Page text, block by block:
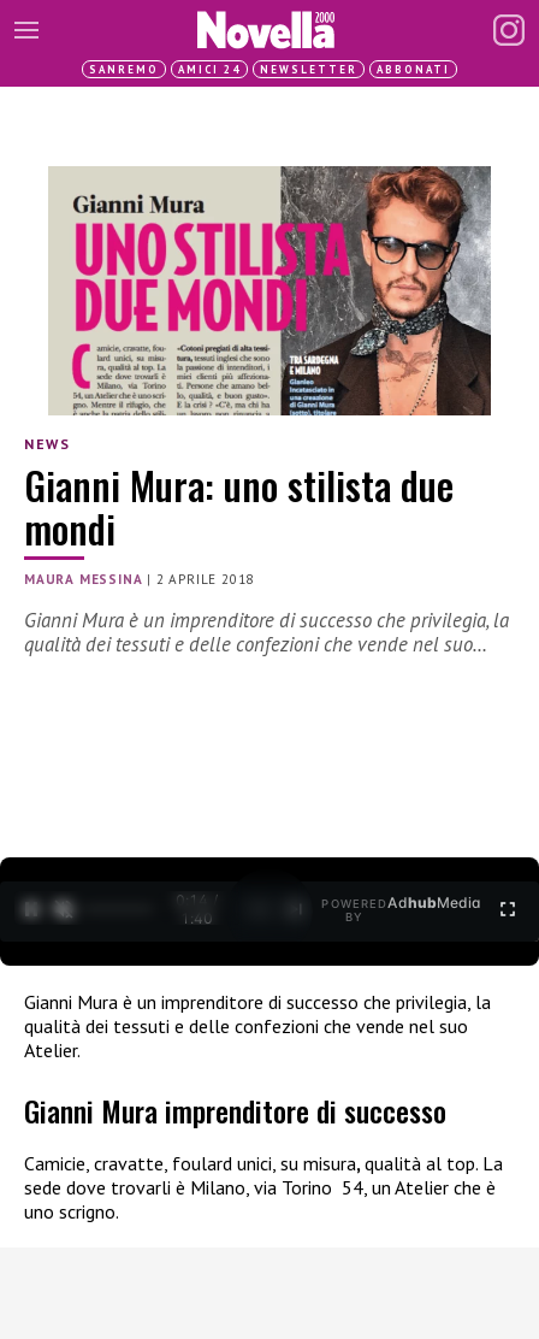
SANREMO AMICI 24 NEWSLETTER ABBONATI
NEWS
Gianni Mura: uno stilista due
mondi
MAURA MESSINA | 2 APRILE 2018
Gianni Mura è un imprenditore di successo che privilegia, la
qualità dei tessuti e delle confezioni che vende nel suo…
0:15 /
1:40
POWERED
BY
AdhubMedia
Gianni Mura è un imprenditore di successo che privilegia, la
qualità dei tessuti e delle confezioni che vende nel suo
Atelier.
Gianni Mura imprenditore di successo
Camicie, cravatte, foulard unici, su misura,qualità al top. La
sede dove trovarli è Milano, via Torino 54, un Atelier che è
uno scrigno.